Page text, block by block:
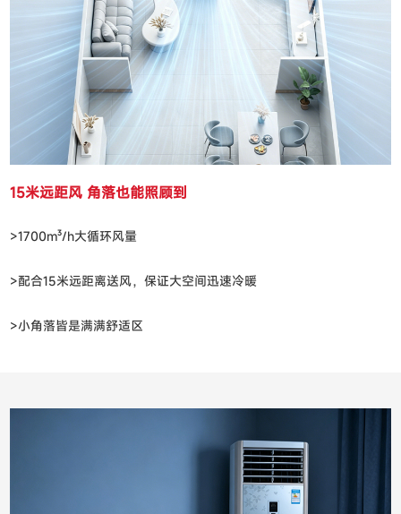
15米远距风 角落也能照顾到
>1700m³/h大循环风量
>配合15米远距离送风，保证大空间迅速冷暖
>小角落皆是满满舒适区